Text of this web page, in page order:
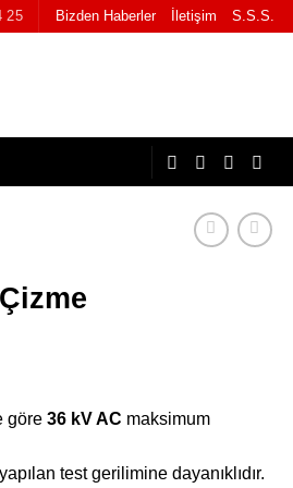
25 Bizden Haberler İletişim S.S.S.
göre36 kV AC maksimum
test gerilimine dayanıklıdır.